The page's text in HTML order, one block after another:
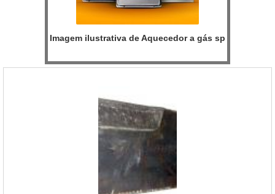
Imagem ilustrativa de Aquecedor a gás sp